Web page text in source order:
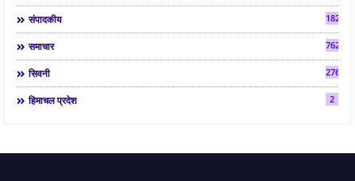
संपादकीय 182
समाचार 7624
सिवनी 2763
हिमाचल प्रदेश 2